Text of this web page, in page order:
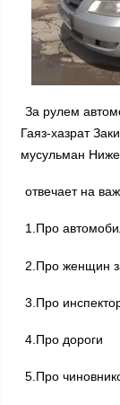
За рулем
Гаяз-хазрат
мусульман
отвечает на
1.Про
2.Про женщин
3.Про
4.Про дороги
5.Про